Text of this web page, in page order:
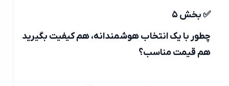
✅ بخش ۵
چطور با یک انتخاب هوشمندانه، هم کیفیت بگیرید
هم قیمت مناسب؟